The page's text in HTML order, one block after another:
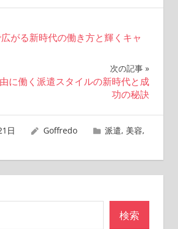
がる新時代の働き方と輝くキャ
次の記事
に働く派遣スタイルの新時代と成
功の秘訣
日 Goffredo 派遣, 美容,
検索